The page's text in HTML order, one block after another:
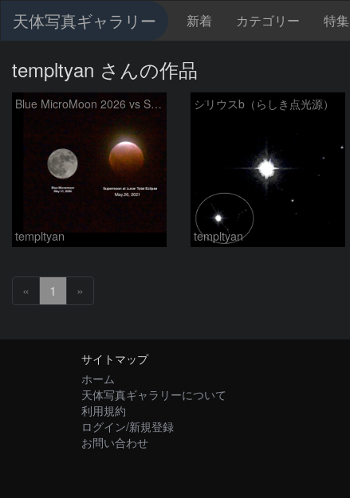
天体写真ギャラリー 新着 カテゴリー 特集
templtyan さんの作品
Blue MicroMoon 2026 vs SuperMoon at Total Eclipse 2021
templtyan
シリウスb（らしき点光源）
templtyan
« 1 »
サイトマップ
ホーム
天体写真ギャラリーについて
利用規約
ログイン/新規登録
お問い合わせ